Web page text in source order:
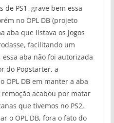
de PS1, grave bem essa
no OPL DB (projeto
aba que listava os jogos
facilitando um
aba não foi autorizada
do Popstarter, a
OPL DB em manter a aba
acabou por matar
que tivemos no PS2,
o OPL DB, fora o fato do